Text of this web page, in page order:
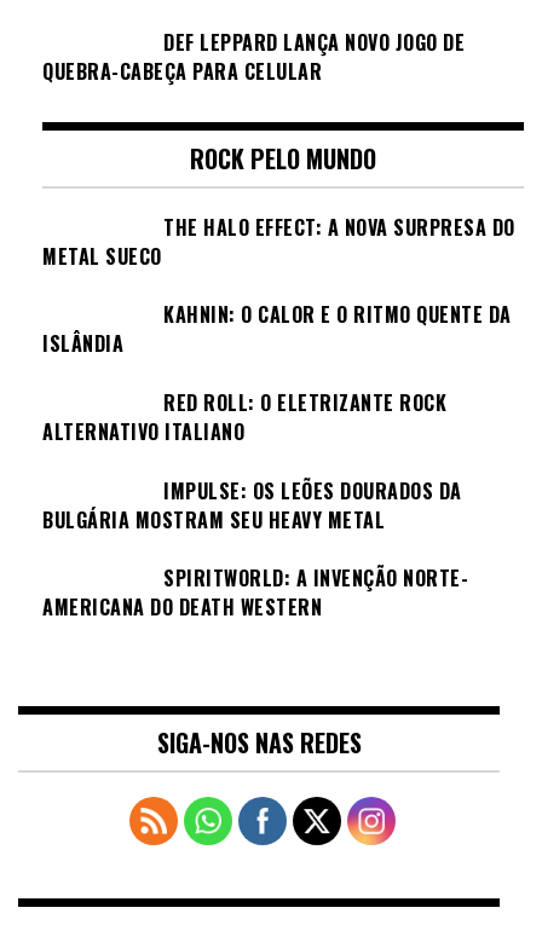
DEF LEPPARD LANÇA NOVO JOGO DE
QUEBRA-CABEÇA PARA CELULAR
ROCK PELO MUNDO
THE HALO EFFECT: A NOVA SURPRESA DO
METAL SUECO
KAHNIN: O CALOR E O RITMO QUENTE DA
ISLÂNDIA
RED ROLL: O ELETRIZANTE ROCK
ALTERNATIVO ITALIANO
IMPULSE: OS LEÕES DOURADOS DA
BULGÁRIA MOSTRAM SEU HEAVY METAL
SPIRITWORLD: A INVENÇÃO NORTE-
AMERICANA DO DEATH WESTERN
SIGA-NOS NAS REDES